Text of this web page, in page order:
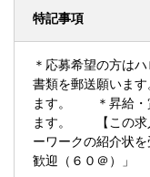
特記事項
＊応募希望の方は
書類を郵送願いま
ます。 ＊昇給・
ます。 【この求
ーワークの紹介状
歓迎（６０＠）」